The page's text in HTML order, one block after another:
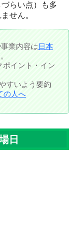
らい点）も多
せん。
業内容は日本
ポイント・イン
すいよう要約
の人へ
日